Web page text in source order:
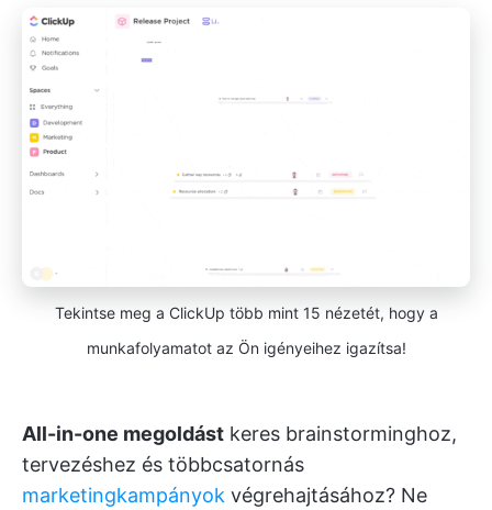
Tekintse meg a ClickUp több mint 15 nézetét, hogy a
munkafolyamatot az Ön igényeihez igazítsa!
All-in-one megoldást keres brainstorminghoz,
tervezéshez és többcsatornás
marketingkampányok végrehajtásához? Ne